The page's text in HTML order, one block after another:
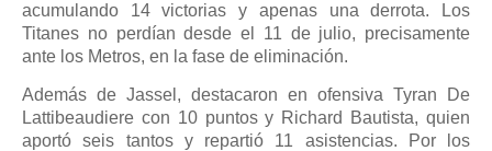
acumulando 14 victorias y apenas una derrota. Los
Titanes no perdían desde el 11 de julio, precisamente
ante los Metros, en la fase de eliminación.
Además de Jassel, destacaron en ofensiva Tyran De
Lattibeaudiere con 10 puntos y Richard Bautista, quien
aportó seis tantos y repartió 11 asistencias. Por los